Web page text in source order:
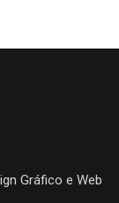
Gráfico e Web